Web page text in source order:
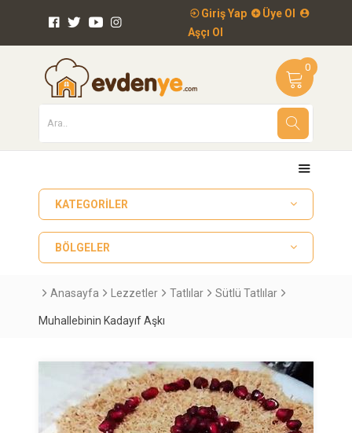
Giriş Yap
Üye Ol
Aşçı Ol
0
KATEGORILER
BÖLGELER
Anasayfa Lezzetler Tatlılar Sütlü Tatlılar
Muhallebinin Kadayıf Aşkı